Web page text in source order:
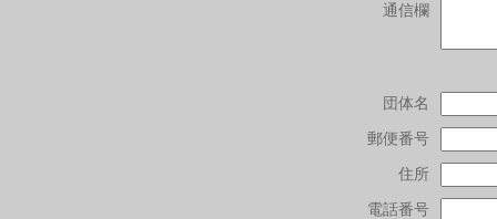
通信欄
団体名
郵便番号
住所
電話番号